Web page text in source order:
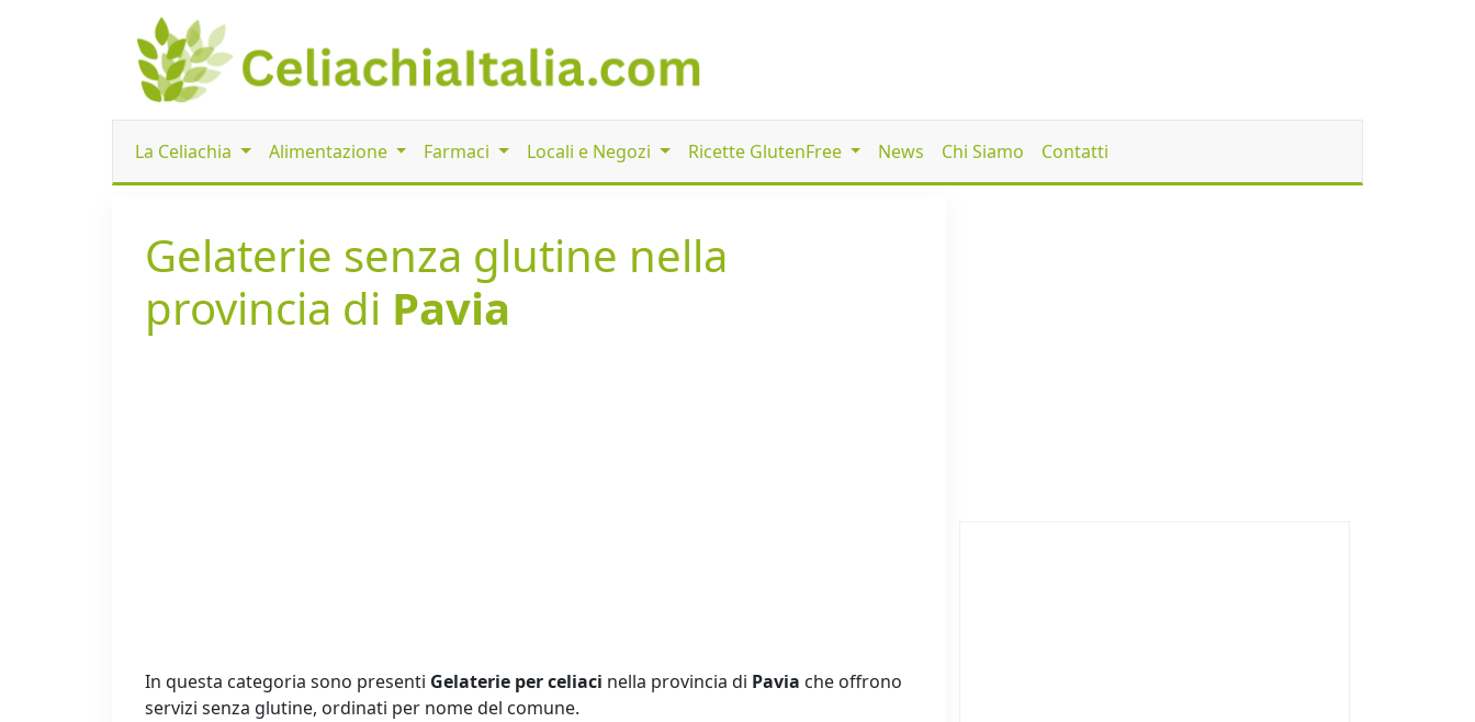
La Celiachia Alimentazione Farmaci Locali e Negozi Ricette GlutenFree News Chi Siamo Contatti
Gelaterie senza glutine nella
provincia di Pavia
In questa categoria sono presenti Gelaterie per celiaci nella provincia di Pavia che offrono
servizi senza glutine, ordinati per nome del comune.